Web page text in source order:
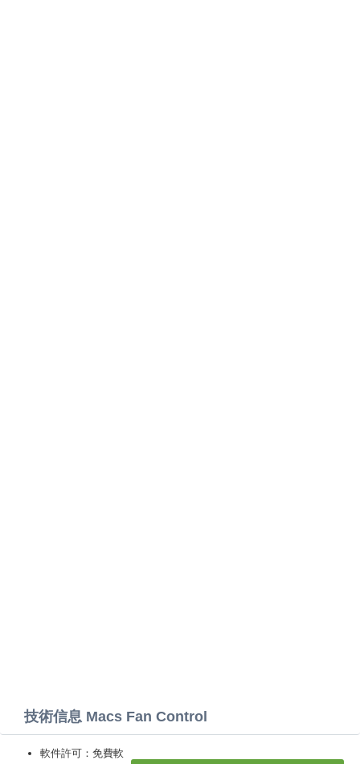
技術信息 Macs Fan Control
軟件許可：免費軟